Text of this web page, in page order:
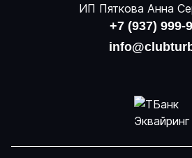
ИП Пяткова Анна
+7 (937) 999-